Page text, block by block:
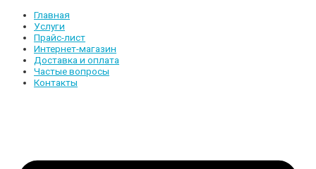
Главная
Услуги
Прайс-лист
Интернет-магазин
Доставка и оплата
Частые вопросы
Контакты